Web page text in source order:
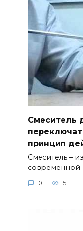
Смеситель
принцип
Смеситель –
современной
0 5